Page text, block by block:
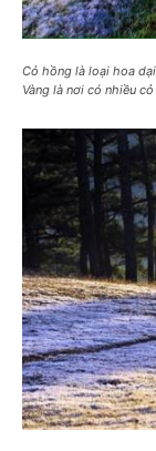
Cỏ hồng là loại hoa
Vàng là nơi có nhiều